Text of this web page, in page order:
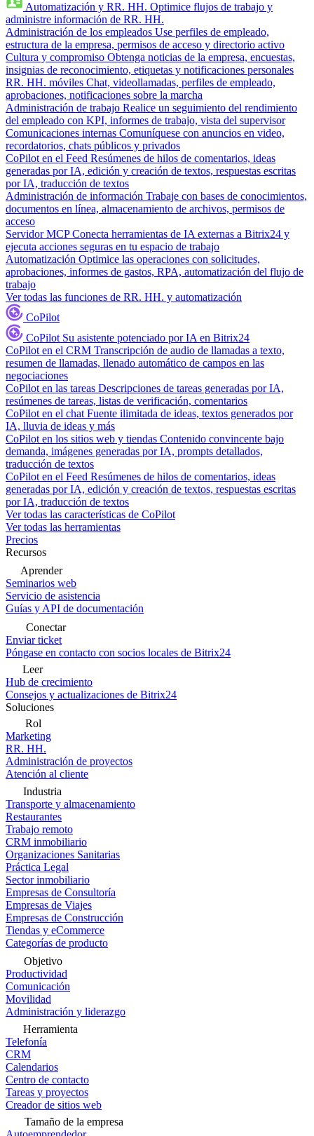
Automatización y RR. HH. Optimice flujos de trabajo y
administre información de RR. HH.
Administración de los empleados Use perfiles de empleado,
estructura de la empresa, permisos de acceso y directorio activo
Cultura y compromiso Obtenga noticias de la empresa, encuestas,
insignias de reconocimiento, etiquetas y notificaciones personales
RR. HH. móviles Chat, videollamadas, perfiles de empleado,
aprobaciones, notificaciones sobre la marcha
Administración de trabajo Realice un seguimiento del rendimiento
del empleado con KPI, informes de trabajo, vista del supervisor
Comunicaciones internas Comuníquese con anuncios en video,
recordatorios, chats públicos y privados
CoPilot en el Feed Resúmenes de hilos de comentarios, ideas
generadas por IA, edición y creación de textos, respuestas escritas
por IA, traducción de textos
Administración de información Trabaje con bases de conocimientos,
documentos en línea, almacenamiento de archivos, permisos de
acceso
Servidor MCP Conecta herramientas de IA externas a Bitrix24 y
ejecuta acciones seguras en tu espacio de trabajo
Automatización Optimice las operaciones con solicitudes,
aprobaciones, informes de gastos, RPA, automatización del flujo de
trabajo
Ver todas las funciones de RR. HH. y automatización
CoPilot
CoPilot Su asistente potenciado por IA en Bitrix24
CoPilot en el CRM Transcripción de audio de llamadas a texto,
resumen de llamadas, llenado automático de campos en las
negociaciones
CoPilot en las tareas Descripciones de tareas generadas por IA,
resúmenes de tareas, listas de verificación, comentarios
CoPilot en el chat Fuente ilimitada de ideas, textos generados por
IA, lluvia de ideas y más
CoPilot en los sitios web y tiendas Contenido convincente bajo
demanda, imágenes generadas por IA, prompts detallados,
traducción de textos
CoPilot en el Feed Resúmenes de hilos de comentarios, ideas
generadas por IA, edición y creación de textos, respuestas escritas
por IA, traducción de textos
Ver todas las características de CoPilot
Ver todas las herramientas
Precios
Recursos
Aprender
Seminarios web
Servicio de asistencia
Guías y API de documentación
Conectar
Enviar ticket
Póngase en contacto con socios locales de Bitrix24
Leer
Hub de crecimiento
Consejos y actualizaciones de Bitrix24
Soluciones
Rol
Marketing
RR. HH.
Administración de proyectos
Atención al cliente
Industria
Transporte y almacenamiento
Restaurantes
Trabajo remoto
CRM inmobiliario
Organizaciones Sanitarias
Práctica Legal
Sector inmobiliario
Empresas de Consultoría
Empresas de Viajes
Empresas de Construcción
Tiendas y eCommerce
Categorías de producto
Objetivo
Productividad
Comunicación
Movilidad
Administración y liderazgo
Herramienta
Telefonía
CRM
Calendarios
Centro de contacto
Tareas y proyectos
Creador de sitios web
Tamaño de la empresa